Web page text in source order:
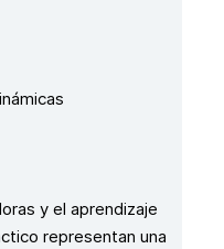
y el aprendizaje
representan una